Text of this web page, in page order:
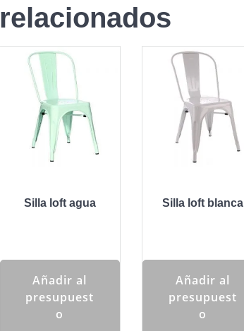
relacionados
Silla loft agua
Añadir al
presupuest
o
Silla loft blanca
Añadir al
presupuest
o